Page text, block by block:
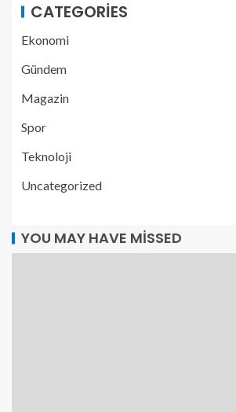
CATEGORIES
Ekonomi
Gündem
Magazin
Spor
Teknoloji
Uncategorized
YOU MAY HAVE MISSED